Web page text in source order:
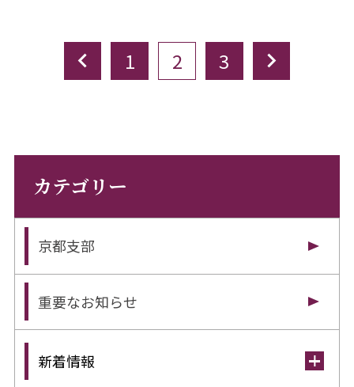
1 2 3
カテゴリー
京都支部
重要なお知らせ
新着情報